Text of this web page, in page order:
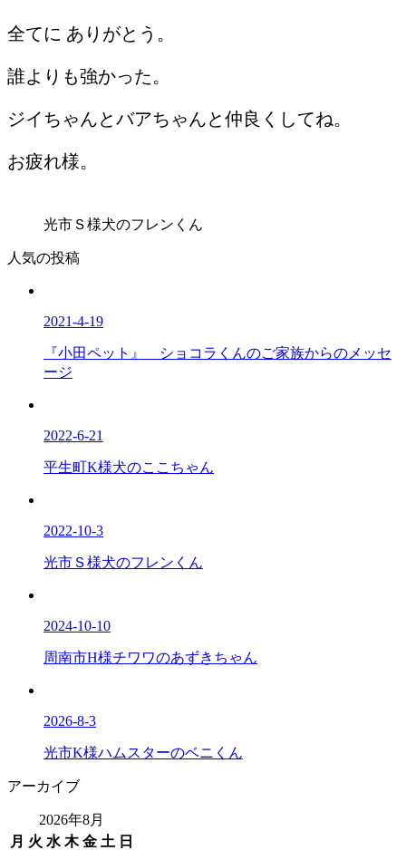
全てに ありがとう。
誰よりも強かった。
ジイちゃんとバアちゃんと仲良くしてね。
お疲れ様。
光市Ｓ様犬のフレンくん
人気の投稿
2021-4-19
『小田ペット』 ショコラくんのご家族からのメッセ
ージ
2022-6-21
平生町K様犬のここちゃん
2022-10-3
光市Ｓ様犬のフレンくん
2024-10-10
周南市H様チワワのあずきちゃん
2026-8-3
光市K様ハムスターのベニくん
アーカイブ
2026年8月
月 火 水 木 金 土 日